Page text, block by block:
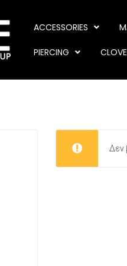
ACCESSORIES
PIERCING
Δεν